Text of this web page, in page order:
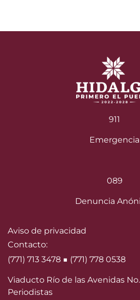
911
Emergencia
089
Denuncia
Aviso de privacidad
Contacto:
(771) 713 3478 ■ (771) 778 0538
Viaducto Río de las Avenidas
Periodistas